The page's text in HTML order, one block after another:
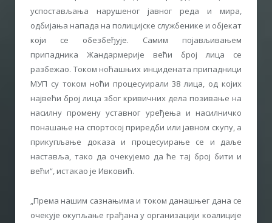
успостављања нарушеног јавног реда и мира,
одбијања напада на полицијске службенике и објекат
који се обезбеђује. Самим појављивањем
припадника Жандармерије већи број лица се
разбежао. Током ноћашњих инцидената припадници
МУП су током ноћи процесуирали 38 лица, од којих
највећи број лица због кривичних дела позивање на
насилну промену уставног уређења и насилничко
понашање на спортској приредби или јавном скупу, а
прикупљање доказа и процесуирање се и даље
наставља, тако да очекујемо да ће тај број бити и
већи“, истакао је Ивковић.
„Према нашим сазнањима и током данашњег дана се
очекује окупљање грађана у организацији коалиције